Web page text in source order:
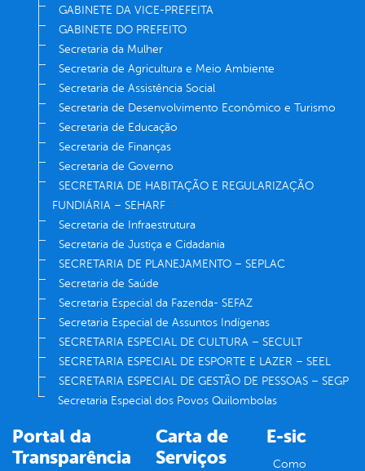
GABINETE DA VICE-PREFEITA
GABINETE DO PREFEITO
Secretaria da Mulher
Secretaria de Agricultura e Meio Ambiente
Secretaria de Assistência Social
Secretaria de Desenvolvimento Econômico e Turismo
Secretaria de Educação
Secretaria de Finanças
Secretaria de Governo
SECRETARIA DE HABITAÇÃO E REGULARIZAÇÃO
FUNDIÁRIA – SEHARF
Secretaria de Infraestrutura
Secretaria de Justiça e Cidadania
SECRETARIA DE PLANEJAMENTO – SEPLAC
Secretaria de Saúde
Secretaria Especial da Fazenda- SEFAZ
Secretaria Especial de Assuntos Indígenas
SECRETARIA ESPECIAL DE CULTURA – SECULT
SECRETARIA ESPECIAL DE ESPORTE E LAZER – SEEL
SECRETARIA ESPECIAL DE GESTÃO DE PESSOAS – SEGP
Secretaria Especial dos Povos Quilombolas
Portal da
Transparência
Carta de
Serviços
E-sic
Como